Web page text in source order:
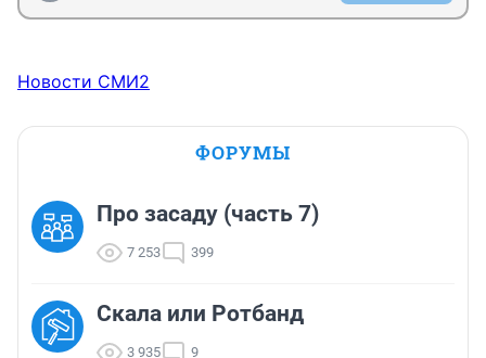
Новости СМИ2
ФОРУМЫ
Про засаду (часть 7)
7 253 399
Скала или Ротбанд
3 935 9